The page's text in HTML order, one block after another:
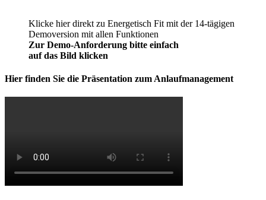
Klicke hier direkt zu Energetisch Fit mit der 14-tägigen
Demoversion mit allen Funktionen
Zur Demo-Anforderung bitte einfach
auf das Bild klicken
Hier finden Sie die Präsentation zum Anlaufmanagement